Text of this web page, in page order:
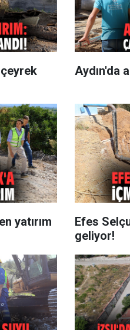
Aydın'da
yatırım
Efes
geliyor!